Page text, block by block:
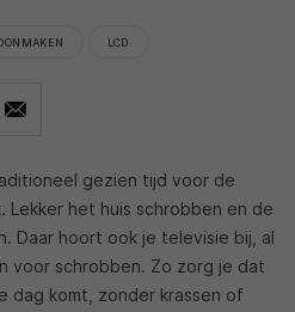
LCD
gezien tijd voor de
Lekker het huis schrobben en de
Daar hoort ook je televisie bij, al
voor schrobben. Zo zorg je dat
dag komt, zonder krassen of